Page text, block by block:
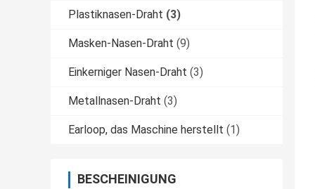
Plastiknasen-Draht (3)
Masken-Nasen-Draht (9)
Einkerniger Nasen-Draht (3)
Metallnasen-Draht (3)
Earloop, das Maschine herstellt (1)
BESCHEINIGUNG